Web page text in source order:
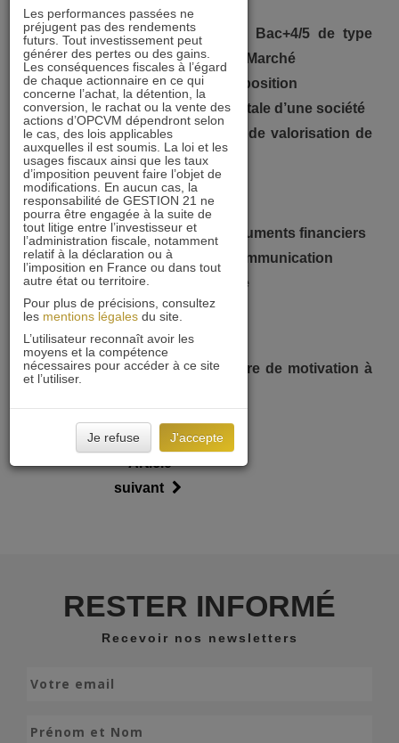
Profil recherché:
– Formation supérieure niveau Bac+4/5 de type
Master spécialisé en Finance de Marché
– Esprit d’équipe et force de proposition
– Maîtrise de l’analyse fondamentale d’une société
– Maîtrise des outils de suivi et de valorisation de
portefeuille
– Programmation VBA
– Anglais opérationnel
– Bonne connaissance des instruments financiers
– Qualités relationnelles et de communication
– Esprit d’analyse et de synthèse
Rémunération: selon profil
Postulezen envoyant CV et lettre de motivation à
Article
suivant
RESTER INFORMÉ
Recevoir nos newsletters
Les performances passées ne
préjugent pas des rendements
futurs. Tout investissement peut
générer des pertes ou des gains.
Les conséquences fiscales à l’égard
de chaque actionnaire en ce qui
concerne l’achat, la détention, la
conversion, le rachat ou la vente des
actions d’OPCVM dépendront selon
le cas, des lois applicables
auxquelles il est soumis. La loi et les
usages fiscaux ainsi que les taux
d’imposition peuvent faire l’objet de
modifications. En aucun cas, la
responsabilité de GESTION 21 ne
pourra être engagée à la suite de
tout litige entre l’investisseur et
l’administration fiscale, notamment
relatif à la déclaration ou à
l’imposition en France ou dans tout
autre état ou territoire.
Pour plus de précisions, consultez
les mentions légales du site.
L’utilisateur reconnaît avoir les
moyens et la compétence
nécessaires pour accéder à ce site
et l’utiliser.
Je refuse J'accepte